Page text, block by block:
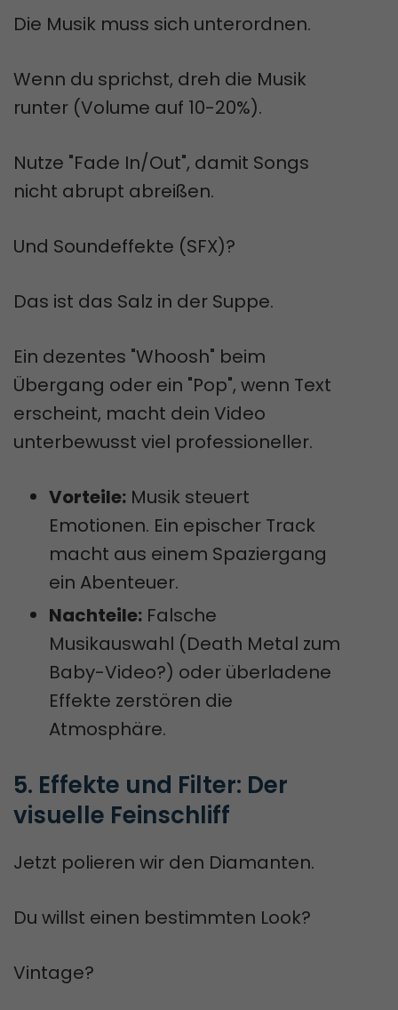
Die Musik muss sich unterordnen.
Wenn du sprichst, dreh die Musik
runter (Volume auf 10-20%).
Nutze "Fade In/Out", damit Songs
nicht abrupt abreißen.
Und Soundeffekte (SFX)?
Das ist das Salz in der Suppe.
Ein dezentes "Whoosh" beim
Übergang oder ein "Pop", wenn Text
erscheint, macht dein Video
unterbewusst viel professioneller.
Vorteile: Musik steuert
Emotionen. Ein epischer Track
macht aus einem Spaziergang
ein Abenteuer.
Nachteile: Falsche
Musikauswahl (Death Metal zum
Baby-Video?) oder überladene
Effekte zerstören die
Atmosphäre.
5. Effekte und Filter: Der
visuelle Feinschliff
Jetzt polieren wir den Diamanten.
Du willst einen bestimmten Look?
Vintage?